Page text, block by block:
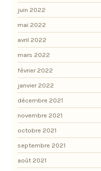
juin 2022
mai 2022
avril 2022
mars 2022
février 2022
janvier 2022
décembre 2021
novembre 2021
octobre 2021
septembre 2021
août 2021